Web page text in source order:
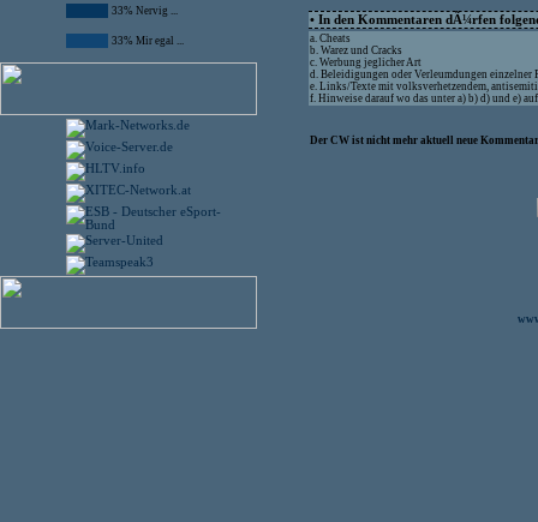
33% Nervig ...
33% Mir egal ...
• In den Kommentaren dÃ¼rfen
a. Cheats
b. Warez und Cracks
c. Werbung jeglicher Art
d. Beleidigungen oder Verleumdungen einzelner
e. Links/Texte mit volksverhetzendem,
f. Hinweise darauf wo das unter a) b) d) und e)
Der CW ist nicht mehr aktuell neue